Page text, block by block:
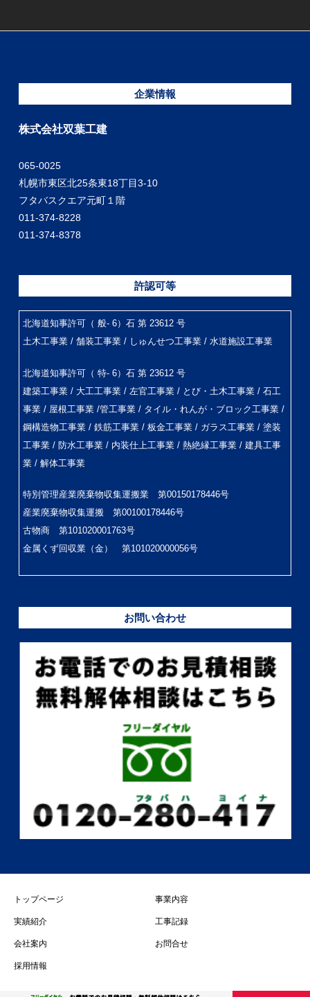
企業情報
株式会社双葉工建
065-0025
札幌市東区北25条東18丁目3-10
フタバスクエア元町１階
011-374-8228
011-374-8378
許認可等
北海道知事許可（ 般- 6）石 第 23612 号
土木工事業 / 舗装工事業 / しゅんせつ工事業 / 水道施設工事業
北海道知事許可（ 特- 6）石 第 23612 号
建築工事業 / 大工工事業 / 左官工事業 / とび・土木工事業 / 石工
事業 / 屋根工事業 /管工事業 / タイル・れんが・ブロック工事業 /
鋼構造物工事業 / 鉄筋工事業 / 板金工事業 / ガラス工事業 / 塗装
工事業 / 防水工事業 / 内装仕上工事業 / 熱絶縁工事業 / 建具工事
業 / 解体工事業
特別管理産業廃棄物収集運搬業 第00150178446号
産業廃棄物収集運搬 第00100178446号
古物商 第101020001763号
金属くず回収業（金） 第101020000056号
お問い合わせ
トップページ 事業内容
実績紹介 工事記録
会社案内 お問合せ
採用情報